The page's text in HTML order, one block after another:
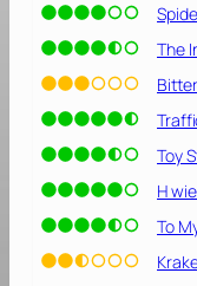
The
Toy
H
To